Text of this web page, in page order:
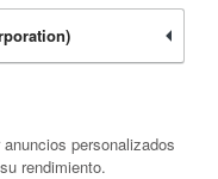
personalizados
rendimiento.